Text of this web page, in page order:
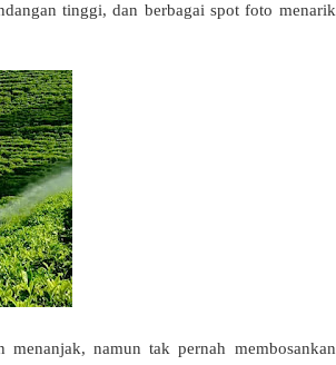
tinggi, dan berbagai spot foto menarik
menanjak, namun tak pernah membosankan